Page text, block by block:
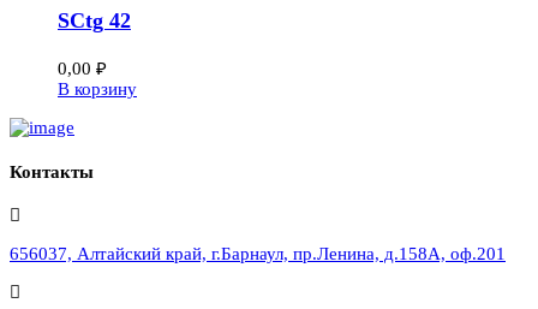
SCtg 42
0,00 ₽
В корзину
Контакты
656037, Алтайский край, г.Барнаул, пр.Ленина, д.158А, оф.201